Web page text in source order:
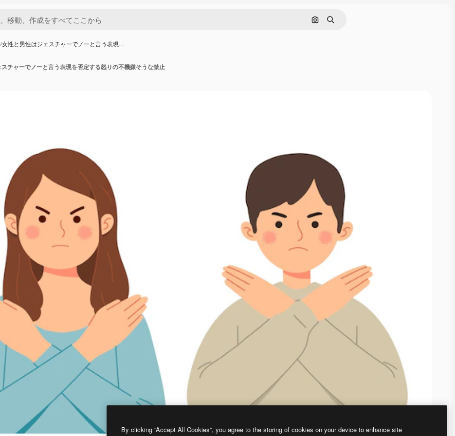
画像で検索
検索
/女性と男性はジェスチャーでノーと言う表現…
チャーでノーと言う表現を否定する怒りの不機嫌そうな禁止
By clicking “Accept All Cookies”, you agree to the storing of cookies on your device to enhance site